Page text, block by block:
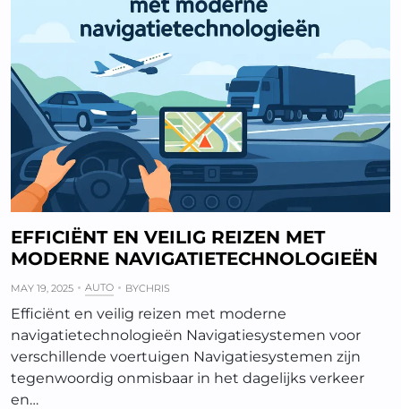
EFFICIËNT EN VEILIG REIZEN MET
MODERNE NAVIGATIETECHNOLOGIEËN
MAY 19, 2025 AUTO BYCHRIS
Efficiënt en veilig reizen met moderne
navigatietechnologieën Navigatiesystemen voor
verschillende voertuigen Navigatiesystemen zijn
tegenwoordig onmisbaar in het dagelijks verkeer
en…